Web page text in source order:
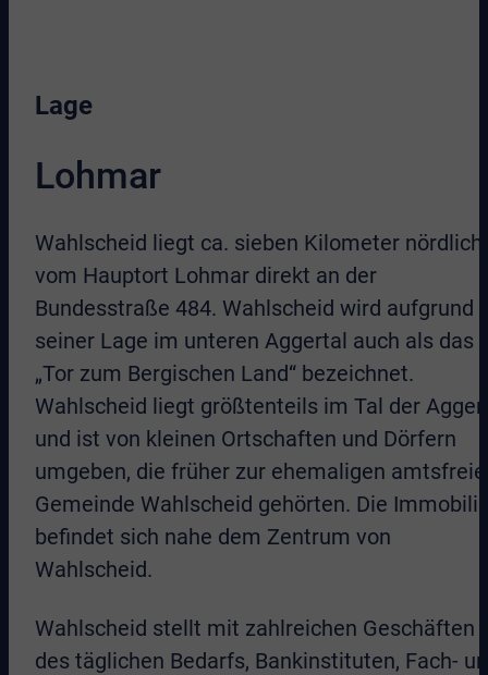
Lage
Lohmar
Wahlscheid liegt ca. sieben Kilometer nördlich
vom Hauptort Lohmar direkt an der
Bundesstraße 484. Wahlscheid wird aufgrund
seiner Lage im unteren Aggertal auch als das
„Tor zum Bergischen Land“ bezeichnet.
Wahlscheid liegt größtenteils im Tal der Agger
und ist von kleinen Ortschaften und Dörfern
umgeben, die früher zur ehemaligen
Gemeinde Wahlscheid gehörten. Die
befindet sich nahe dem Zentrum von
Wahlscheid.
Wahlscheid stellt mit zahlreichen Geschäften
des täglichen Bedarfs, Bankinstituten, Fach-